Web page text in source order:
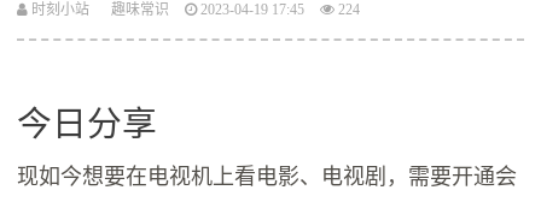
时刻小站 趣味常识 2023-04-19 17:45 224
今日分享
现如今想要在电视机上看电影、电视剧，需要开通会